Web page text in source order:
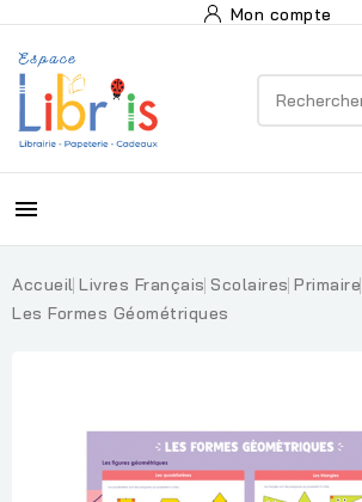
Mon compte

Accueil Livres Français Scolaires Primaire
Les Formes Géométriques